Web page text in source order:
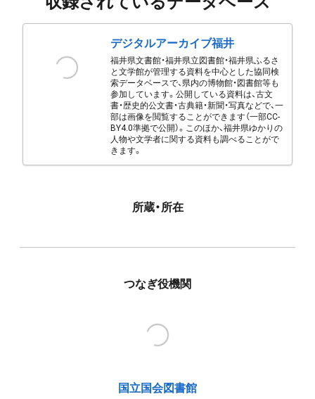
デジタルアーカイブ福井
福井県文書館・福井県立図書館・福井県ふるさ
と文学館が管理する資料を中心とした協同検
索データベースで、県内の博物館・図書館等も
参加しています。公開している資料は、古文
書・歴史的公文書・古典籍・新聞・写真などで、一
部は画像を閲覧することができます（一部CC-
BY4.0準拠で公開）。このほか、福井県ゆかりの
人物や文学者に関する資料も調べることがで
きます。
所蔵・所在
つなぎ役機関
国立国会図書館